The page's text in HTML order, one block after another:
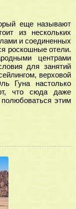
еще называют
из нескольких
и соединенных
роскошные отели.
центрами
для занятий
верховой
Гуна настолько
что сюда даже
этим